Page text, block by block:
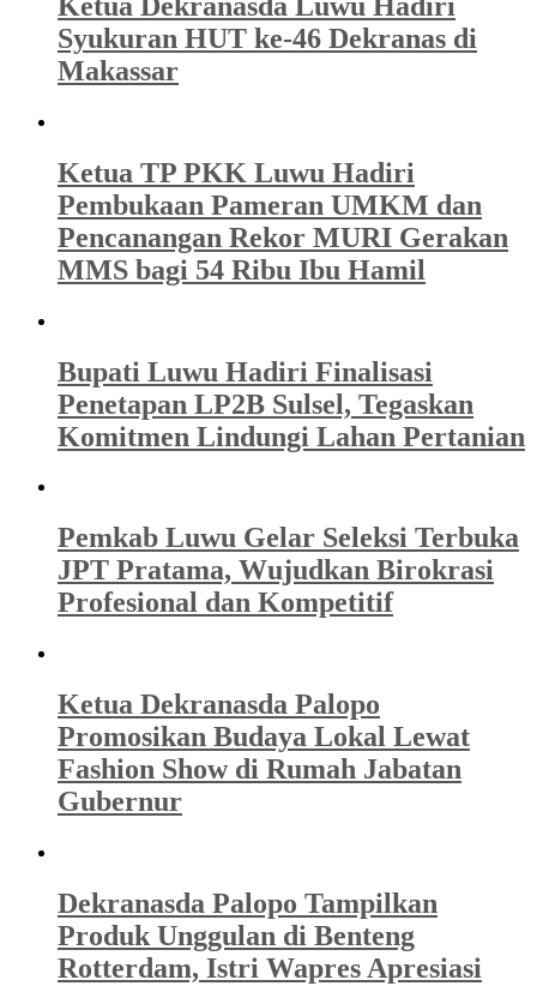
Syukuran HUT ke-46 Dekranas di
Makassar
Ketua TP PKK Luwu Hadiri
Pembukaan Pameran UMKM dan
Pencanangan Rekor MURI Gerakan
MMS bagi 54 Ribu Ibu Hamil
Bupati Luwu Hadiri Finalisasi
Penetapan LP2B Sulsel, Tegaskan
Komitmen Lindungi Lahan Pertanian
Pemkab Luwu Gelar Seleksi Terbuka
JPT Pratama, Wujudkan Birokrasi
Profesional dan Kompetitif
Ketua Dekranasda Palopo
Promosikan Budaya Lokal Lewat
Fashion Show di Rumah Jabatan
Gubernur
Dekranasda Palopo Tampilkan
Produk Unggulan di Benteng
Rotterdam, Istri Wapres Apresiasi